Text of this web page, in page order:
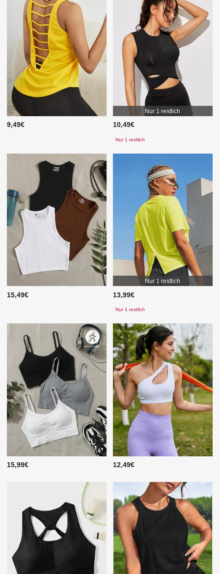
9,49€
Nur 1 restlich
10,49€
Nur 1 restlich
15,49€
Nur 1 restlich
13,99€
Nur 1 restlich
15,99€ 12,49€